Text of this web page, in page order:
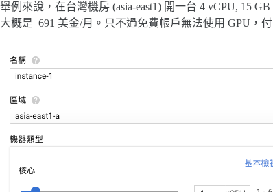
舉例來說，在台灣機房 (asia-east1) 開一台 4 vCPU, 15
大概是 691 美金/月。只不過免費帳戶無法使用 GPU，